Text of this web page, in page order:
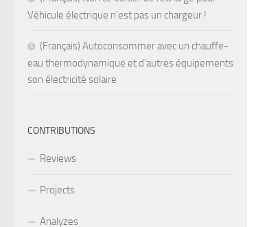
Véhicule électrique n’est pas un chargeur !
(Français) Autoconsommer avec un chauffe-
eau thermodynamique et d’autres équipements
son électricité solaire
CONTRIBUTIONS
Reviews
Projects
Analyzes